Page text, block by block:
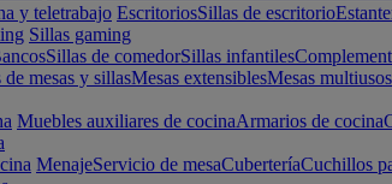
y teletrabajo EscritoriosSillas de escritorio
Sillas gaming
Sillas de comedorSillas infantiles
mesas y sillasMesas extensiblesMesas multiusos
Muebles auxiliares de cocinaArmarios de cocina
MenajeServicio de mesaCuberteríaCuchillos